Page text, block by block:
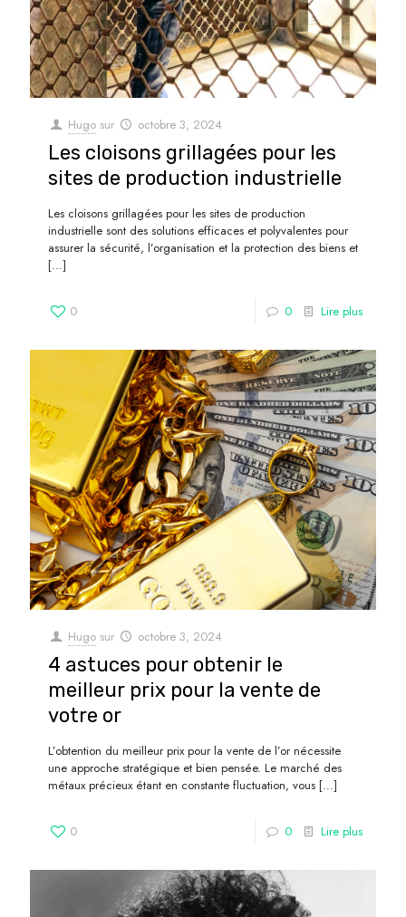
Hugo sur octobre 3, 2024
Les cloisons grillagées pour les
sites de production industrielle
Les cloisons grillagées pour les sites de production
industrielle sont des solutions efficaces et polyvalentes pour
assurer la sécurité, l’organisation et la protection des biens et
[…]
0 0 Lire plus
Hugo sur octobre 3, 2024
4 astuces pour obtenir le
meilleur prix pour la vente de
votre or
L’obtention du meilleur prix pour la vente de l’or nécessite
une approche stratégique et bien pensée. Le marché des
métaux précieux étant en constante fluctuation, vous […]
0 0 Lire plus